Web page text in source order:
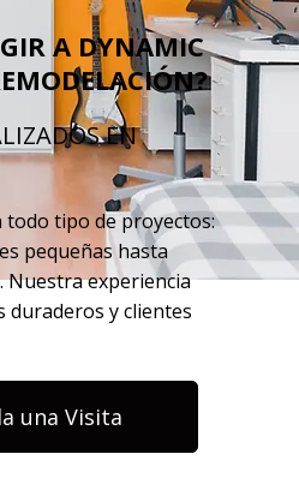
A DYNAMIC
EN
tipo de proyectos:
pequeñas hasta
experiencia
duraderos y clientes
una Visita